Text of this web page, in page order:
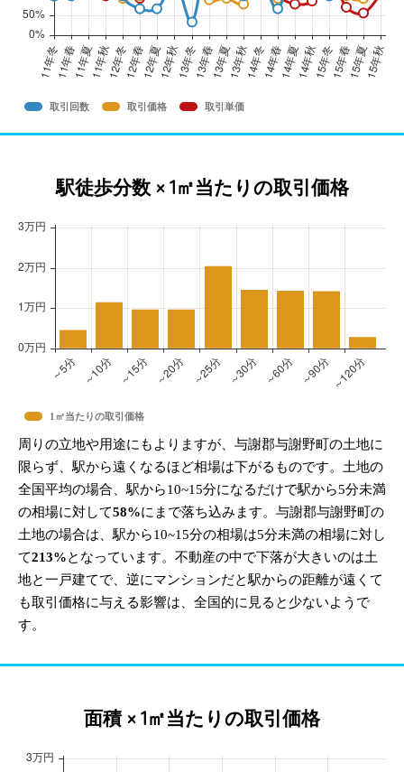
取引回数 取引価格 取引単価
駅徒歩分数 × 1㎡当たりの取引価格
1㎡当たりの取引価格
周りの立地や用途にもよりますが、与謝郡与謝野町の土地に
限らず、駅から遠くなるほど相場は下がるものです。土地の
全国平均の場合、駅から10~15分になるだけで駅から5分未満
の相場に対して58%にまで落ち込みます。与謝郡与謝野町の
土地の場合は、駅から10~15分の相場は5分未満の相場に対し
て213%となっています。不動産の中で下落が大きいのは土
地と一戸建てで、逆にマンションだと駅からの距離が遠くて
も取引価格に与える影響は、全国的に見ると少ないようで
す。
面積 × 1㎡当たりの取引価格